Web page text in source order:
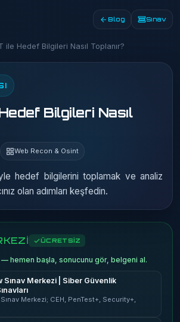
Blog Sınav
ile Hedef Bilgileri Nasıl Toplanır?
Bilgileri Nasıl
Web Recon & Osint
hedef bilgilerini toplamak ve analiz
olan adımları keşfedin.
ÜCRETSİZ
hemen başla, sonucunu gör, belgeni al.
Sınav Merkezi | Siber Güvenlik
Merkezi; CEH, PenTest+, Security+,